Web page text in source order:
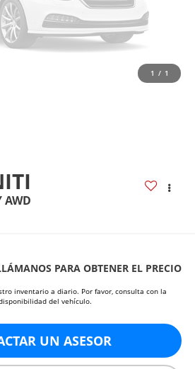
1 / 1
AWD
PARA OBTENER EL PRECIO
inventario a diario. Por favor, consulta con la
del vehículo.
UN ASESOR